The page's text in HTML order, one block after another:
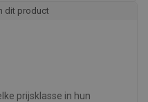
dit product
prijsklasse in hun